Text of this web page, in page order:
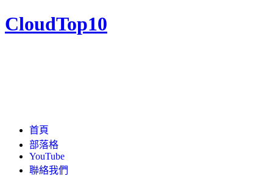
CloudTop10
首頁
部落格
YouTube
聯絡我們